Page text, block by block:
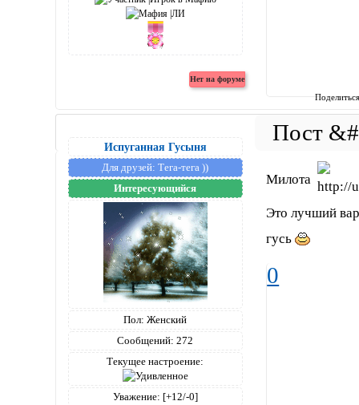
Испуганная Гусыня
Для друзей: Тега-тега ))
Интересующийся
Пол: Женский
Сообщений: 272
Текущее настроение:
Уважение: [+12/-0]
Милота
Это лучший
гусь
0